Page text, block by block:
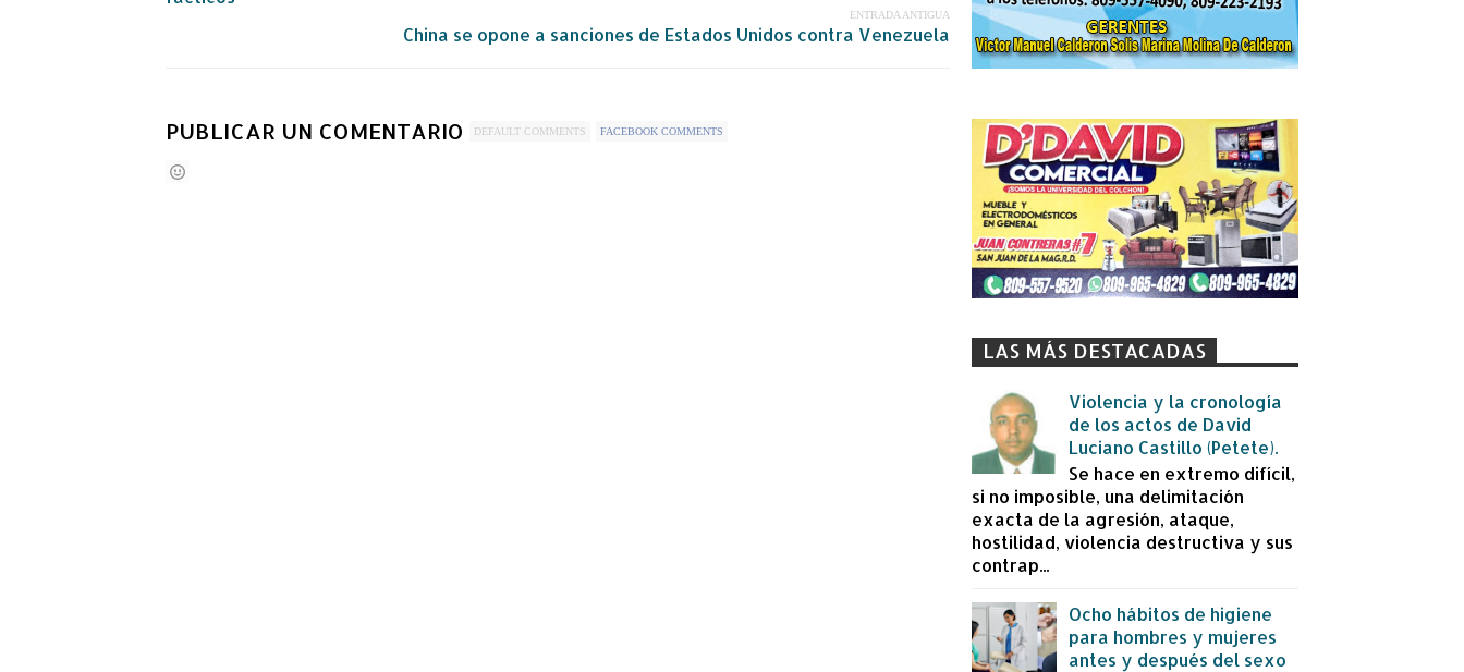
ENTRADA ANTIGUA
China se opone a sanciones de Estados Unidos contra Venezuela
PUBLICAR UN COMENTARIO DEFAULT COMMENTS FACEBOOK COMMENTS
LAS MÁS DESTACADAS
Violencia y la cronología
de los actos de David
Luciano Castillo (Petete).
Se hace en extremo difícil,
si no imposible, una delimitación
exacta de la agresión, ataque,
hostilidad, violencia destructiva y sus
contrap...
Ocho hábitos de higiene
para hombres y mujeres
antes y después del sexo